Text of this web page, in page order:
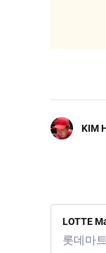
KIM
LOTTE
롯데마